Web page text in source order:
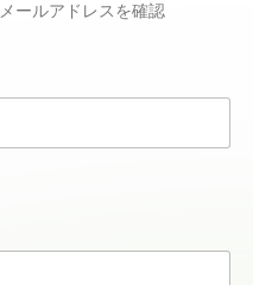
メールアドレスを確認